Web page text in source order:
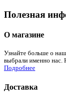
Полезная
О магазине
Узнайте больше о
выбрали именно нас.
Подробнее
Доставка